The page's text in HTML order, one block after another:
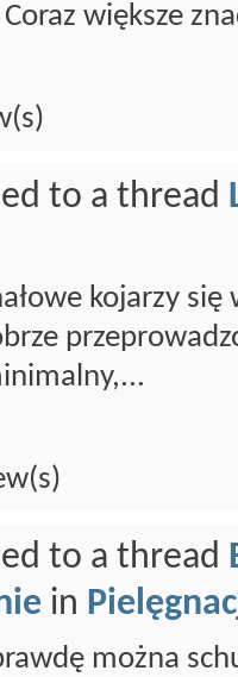
większe
to a thread
kojarzy
to a thread
in
można